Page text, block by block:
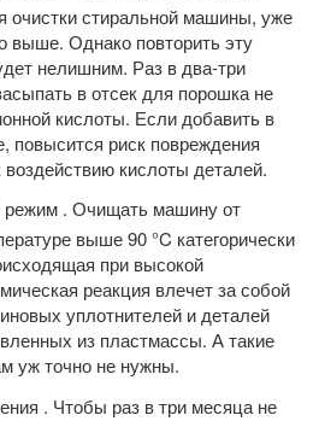
очистки стиральной машины, уже
выше. Однако повторить эту
нелишним. Раз в два-три
в отсек для порошка не
кислоты. Если добавить в
риск повреждения
воздействию кислоты деталей.
режим . Очищать машину от
выше 90 °C категорически
при высокой
реакция влечет за собой
уплотнителей и деталей
из пластмассы. А такие
уж точно не нужны.
. Чтобы раз в три месяца не